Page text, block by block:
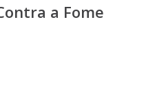
a Fome